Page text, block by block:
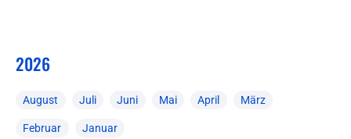
2026
August Juli Juni Mai April März
Februar Januar